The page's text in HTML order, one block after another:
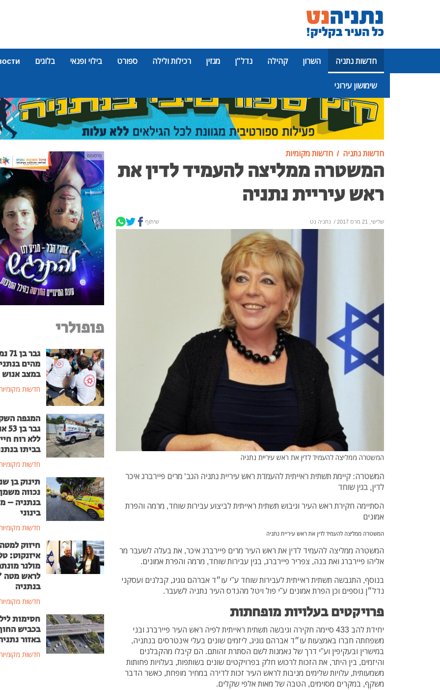
חדשות נתניה השרון קהילה נדל"ן מגזין רכילות ולילה ספורט בילוי ופנאי בלוגים
שימושון עירוני
פרסומת
חדשות נתניה חדשות מקומיות
המשטרה ממליצה להעמיד לדין את
ראש עיריית נתניה
שלישי, 21 מרס 2017 / נתניה נט שיתוף
המשטרה ממליצה להעמיד לדין את ראש עיריית נתניה
המשטרה: קיימת תשתית ראייתית להעמדת ראש עיריית נתניה הגב' מרים פיירברג איכר
לדין, בגין שוחד
הסתיימה חקירת ראש העיר וגיבוש תשתית ראייתית לביצוע עבירות שוחד, מרמה והפרת
אמונים
המשטרה ממליצה להעמיד לדין את ראש עיריית נתניה
המשטרה ממליצה להעמיד לדין את ראש העיר מרים פיירברג איכר, את בעלה לשעבר מר
אליהו פיירברג ואת בנה, צפריר פיירברג, בגין עבירות שוחד, מרמה והפרת אמונים.
בנוסף, התגבשה תשתית ראייתית לעבירות שוחד ע"י עו״ד אברהם גוגיג, קבלנים ועסקני
נדל״ן נוספים וכן הפרת אמונים ע"י פול ויטל מהנדס העיר נתניה לשעבר.
פרויקטים בעלויות מופחתות
יחידת להב 433 סיימה חקירה וגיבשה תשתית ראייתית לפיה ראש העיר פיירברג ובני
משפחתה חברו באמצעות עו״ד אברהם גוגיג, ליזמים שונים בעלי אינטרסים בנתניה,
במישרין ובעקיפין וע"י דרך של נאמנות לשם הסתרת זהותם. הם קיבלו מהקבלנים
והיזמים, בין היתר, את הזכות לרכוש חלק בפרויקטים שונים בשותפות, בעלויות פחותות
משמעותית, עלויות שלימים מניבות לראש העיר זכות לדירה במחיר מופחת, כאשר הדבר
משקף, במקרים מסוימים, הטבה של מאות אלפי שקלים.
פרסומת
פופולרי
גבר
מהים
במצב אנוש
חדשות
המגפה
גבר
ללא רוח
בביתו
חדשות
תינוק בן
נכווה
בנתניה –
בינוני
חדשות
חיזוק למטה
איזנקוט:
מולנר
לראש
בנתניה
חדשות
חסימות
בכביש
באזור
חדשות